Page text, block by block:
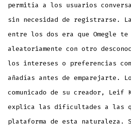
permitía a los usuarios
sin necesidad de registrarse.
entre los dos era que Omegle te
aleatoriamente con otro
los intereses o preferencias
añadías antes de emparejarte.
comunicado de su creador, Leif
explica las dificultades a las
plataforma de esta naturaleza.